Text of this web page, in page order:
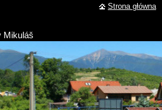
Mikuláš
Strona główna